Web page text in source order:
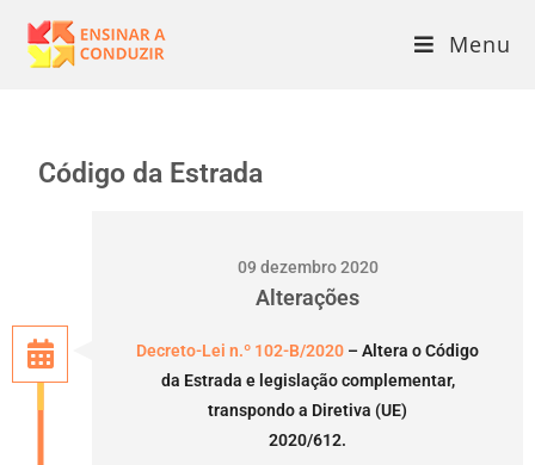
Menu
Código da Estrada
09 dezembro 2020
Alterações
Decreto-Lei n.º 102-B/2020 – Altera o Código
da Estrada e legislação complementar,
transpondo a Diretiva (UE)
2020/612.